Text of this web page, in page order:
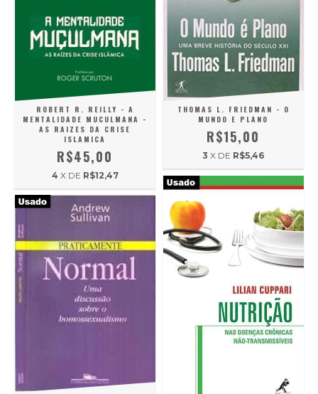
ROBERT R. REILLY - A
MENTALIDADE MUCULMANA -
AS RAIZES DA CRISE
ISLAMICA
R$45,00
4 X DE R$12,47
THOMAS L. FRIEDMAN - O
MUNDO E PLANO
R$15,00
3 X DE R$5,46